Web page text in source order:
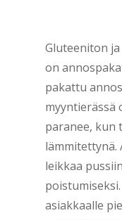
Gluteeniton
on
pakattu
myyntierässä
paranee, kun
lämmitettynä.
leikkaa
asiakkaalle